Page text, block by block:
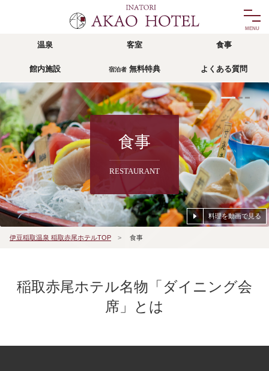
食事 館内施設
facility
リゾッチャIZU
risocha izu
宿泊者 無料特典
privilege
アクセス
access
よくある質問
faq
reservation
予約確認・キャンセル
温泉 客室 食事
館内施設 宿泊者 無料特典 よくある質問
食事
RESTAURANT
料理を動画で見る
伊豆稲取温泉 稲取赤尾ホテルTOP > 食事
稲取赤尾ホテル名物「ダイニング会
席」とは